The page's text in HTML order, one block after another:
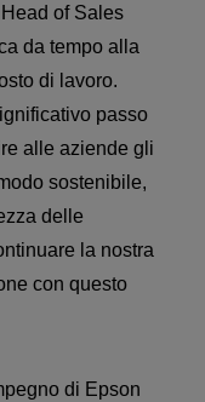
of Sales
da tempo alla
di lavoro.
passo
alle aziende gli
sostenibile,
delle
la nostra
con questo
di Epson